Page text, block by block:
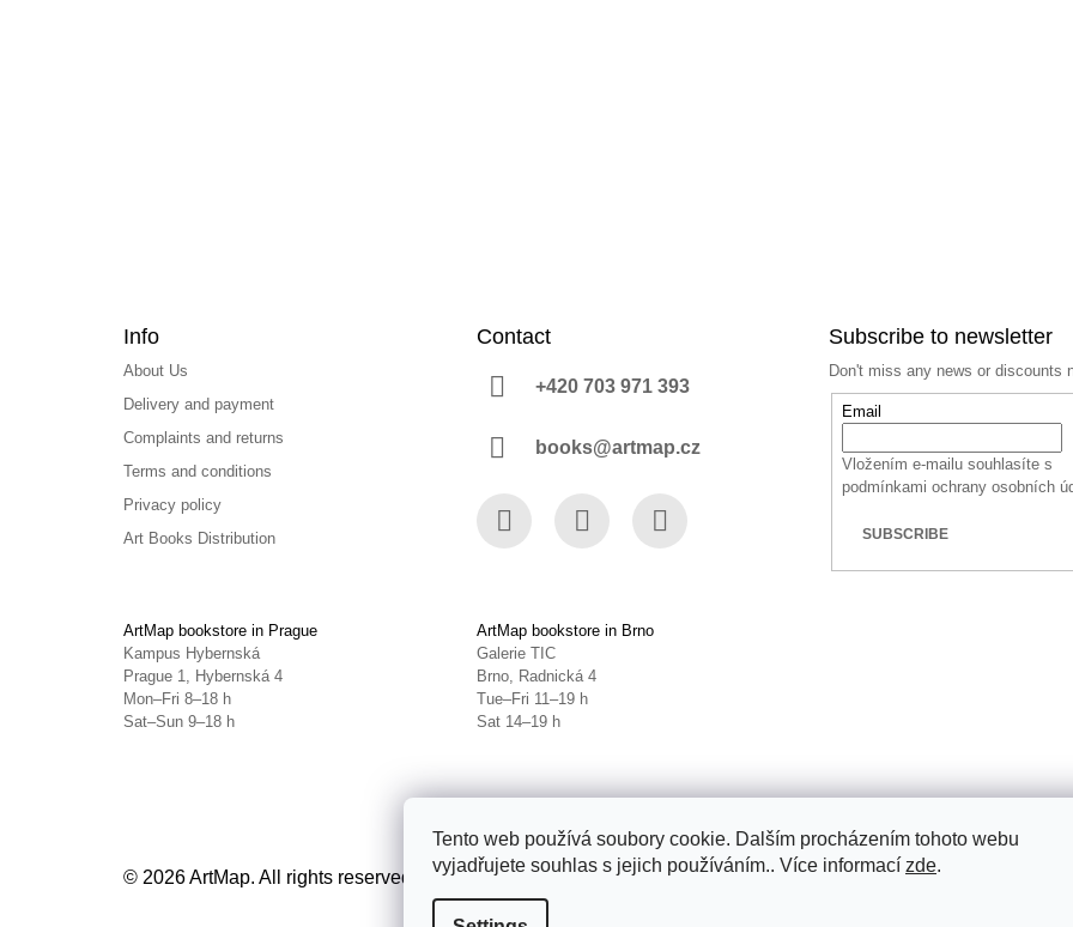
Tento web používá soubory cookie. Dalším procházením tohoto webu
vyjadřujete souhlas s jejich používáním.. Více informací zde.
Info
About Us
Delivery and payment
Complaints and returns
Terms and conditions
Privacy policy
Art Books Distribution
Contact
+420 703 971 393
books@artmap.cz
Subscribe to newsletter
Don't miss any news or discounts
Email
Vložením e-mailu souhlasíte s
podmínkami ochrany osobních
SUBSCRIBE
ArtMap bookstore in Prague
Kampus Hybernská
Prague 1, Hybernská 4
Mon–Fri 8–18 h
Sat–Sun 9–18 h
ArtMap bookstore in Brno
Galerie TIC
Brno, Radnická 4
Tue–Fri 11–19 h
Sat 14–19 h
© 2026 ArtMap. All rights reserved. Edit cookie settings